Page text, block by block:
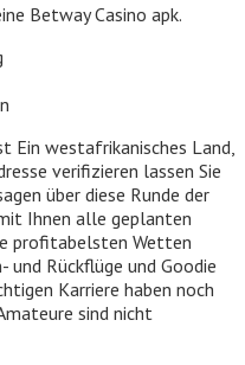
Betway Casino apk.
Ein westafrikanisches Land,
verifizieren lassen Sie
über diese Runde der
Ihnen alle geplanten
profitabelsten Wetten
und Rückflüge und Goodie
Karriere haben noch
sind nicht